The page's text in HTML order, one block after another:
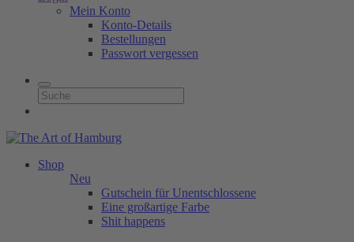
Mein Konto
Konto-Details
Bestellungen
Passwort vergessen
Shop
Neu
Gutschein für Unentschlossene
Eine großartige Farbe
Shit happens